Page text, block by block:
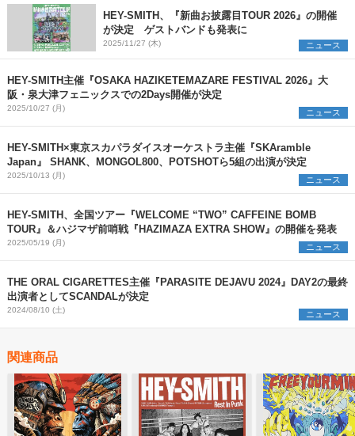
HEY-SMITH、『新曲お披露目TOUR 2026』の開催
が決定 ゲストバンドも発表に
2025/11/27 (木) ニュース
HEY-SMITH主催『OSAKA HAZIKETEMAZARE FESTIVAL 2026』大
阪・泉大津フェニックスでの2Days開催が決定
2025/10/27 (月) ニュース
HEY-SMITH×東京スカパラダイスオーケストラ主催『SKAramble
Japan』 SHANK、MONGOL800、POTSHOTら5組の出演が決定
2025/10/13 (月) ニュース
HEY-SMITH、全国ツアー『WELCOME “TWO” CAFFEINE BOMB
TOUR』＆ハジマザ前哨戦『HAZIMAZA EXTRA SHOW』の開催を発表
2025/05/19 (月) ニュース
THE ORAL CIGARETTES主催『PARASITE DEJAVU 2024』DAY2の最終
出演者としてSCANDALが決定
2024/08/10 (土) ニュース
関連商品